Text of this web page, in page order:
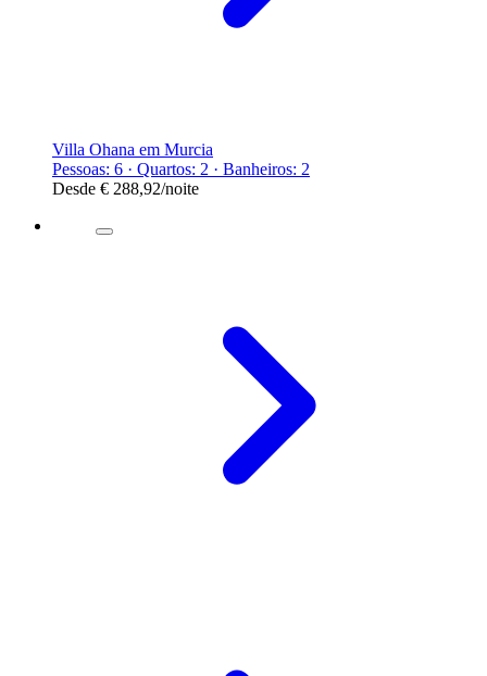
Villa Ohana em Murcia
Pessoas: 6 · Quartos: 2 · Banheiros: 2
Desde € 288,92/noite